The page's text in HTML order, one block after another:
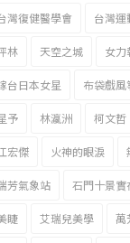
灣復健醫學會 台灣運
林 天空之城 女力
台日本女星 布袋戲風
予 林瀛洲 柯文哲
宏傑 火神的眼淚
芳氣象站 石門十景實
睫 艾瑞兒美學 萬